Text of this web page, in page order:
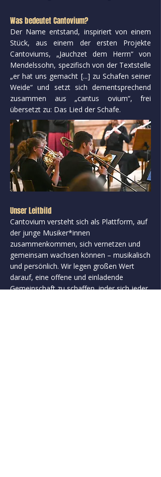
Was bedeutet Cantovium?
Der Name entstand, inspiriert von einem
Stück, aus einem der ersten Projekte
Cantoviums, „Jauchzet dem Herrn“ von
Mendelssohn, spezifisch von der Textstelle
„er hat uns gemacht [...] zu Schafen seiner
Weide“ und setzt sich dementsprechend
zusammen aus „cantus ovium“, frei
übersetzt zu: Das Lied der Schafe.
Unser Leitbild
Cantovium versteht sich als Plattform, auf
der junge Musiker*innen
zusammenkommen, sich vernetzen und
gemeinsam wachsen können – musikalisch
und persönlich. Wir legen großen Wert
darauf, eine offene und einladende
Gemeinschaft zu schaffen, inder sich jeder